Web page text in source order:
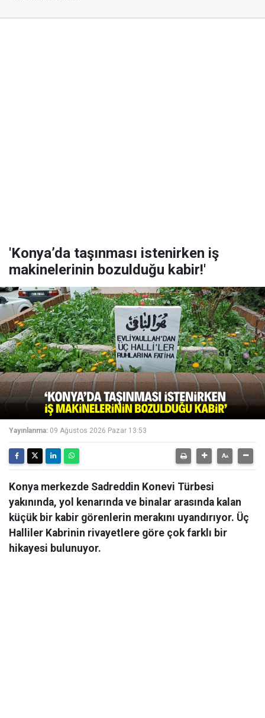
'Konya’da taşınması istenirken iş
makinelerinin bozulduğu kabir!'
Yayınlanma: 09 Ağustos 2026 Pazar 13:53
Konya merkezde Sadreddin Konevi Türbesi
yakınında, yol kenarında ve binalar arasında kalan
küçük bir kabir görenlerin merakını uyandırıyor. Üç
Halliler Kabrinin rivayetlere göre çok farklı bir
hikayesi bulunuyor.